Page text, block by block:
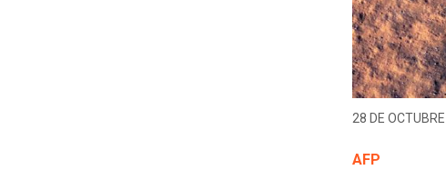
28 DE
AFP